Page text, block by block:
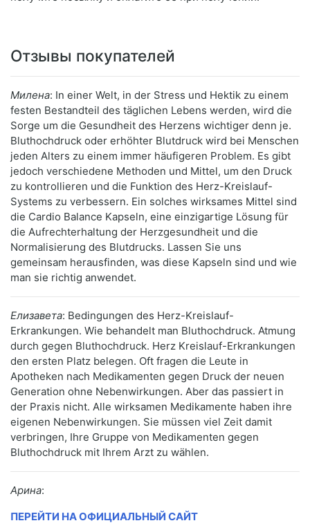
Отзывы покупателей
Милена: In einer Welt, in der Stress und Hektik zu einem
festen Bestandteil des täglichen Lebens werden, wird die
Sorge um die Gesundheit des Herzens wichtiger denn je.
Bluthochdruck oder erhöhter Blutdruck wird bei Menschen
jeden Alters zu einem immer häufigeren Problem. Es gibt
jedoch verschiedene Methoden und Mittel, um den Druck
zu kontrollieren und die Funktion des Herz-Kreislauf-
Systems zu verbessern. Ein solches wirksames Mittel sind
die Cardio Balance Kapseln, eine einzigartige Lösung für
die Aufrechterhaltung der Herzgesundheit und die
Normalisierung des Blutdrucks. Lassen Sie uns
gemeinsam herausfinden, was diese Kapseln sind und wie
man sie richtig anwendet.
Елизавета: Bedingungen des Herz-Kreislauf-
Erkrankungen. Wie behandelt man Bluthochdruck. Atmung
durch gegen Bluthochdruck. Herz Kreislauf-Erkrankungen
den ersten Platz belegen. Oft fragen die Leute in
Apotheken nach Medikamenten gegen Druck der neuen
Generation ohne Nebenwirkungen. Aber das passiert in
der Praxis nicht. Alle wirksamen Medikamente haben ihre
eigenen Nebenwirkungen. Sie müssen viel Zeit damit
verbringen, Ihre Gruppe von Medikamenten gegen
Bluthochdruck mit Ihrem Arzt zu wählen.
Арина:
ПЕРЕЙТИ НА ОФИЦИАЛЬНЫЙ САЙТ